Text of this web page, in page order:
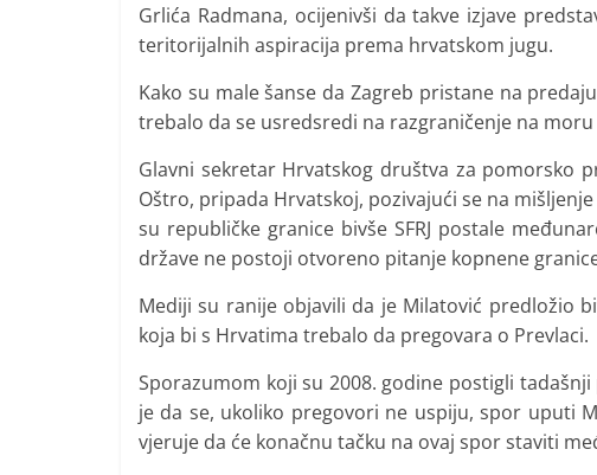
Grlića Radmana, ocijenivši da takve izjave
teritorijalnih aspiracija prema hrvatskom jugu.
Kako su male šanse da Zagreb pristane na
trebalo da se usredsredi na razgraničenje na
Glavni sekretar Hrvatskog društva za pomorsko
Oštro, pripada Hrvatskoj, pozivajući se na
su republičke granice bivše SFRJ postale
države ne postoji otvoreno pitanje kopnene
Mediji su ranije objavili da je Milatović predložio
koja bi s Hrvatima trebalo da pregovara o Prevlaci.
Sporazumom koji su 2008. godine postigli
je da se, ukoliko pregovori ne uspiju, spor uputi
vjeruje da će konačnu tačku na ovaj spor staviti